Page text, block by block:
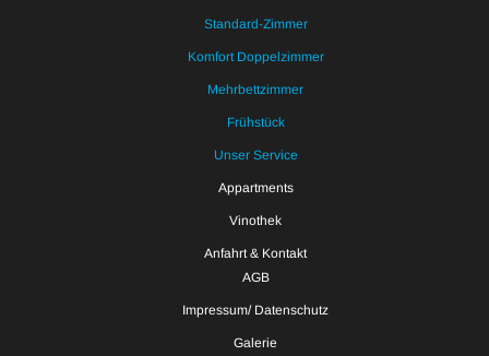
Standard-Zimmer
Komfort Doppelzimmer
Mehrbettzimmer
Frühstück
Unser Service
Appartments
Vinothek
Anfahrt & Kontakt
AGB
Impressum/ Datenschutz
Galerie